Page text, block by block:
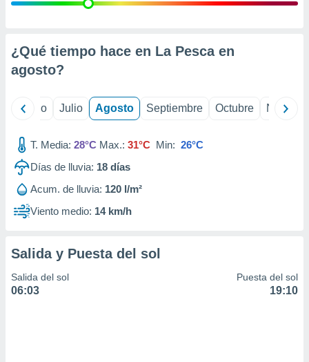
e
mediante
de
1199
¿Qué tiempo hace en La Pesca en
agosto?
Junio Julio Agosto Septiembre Octubre
T. Media: 28°C Max.: 31°C Min: 26°C
Días de lluvia: 18 días
Acum. de lluvia: 120 l/m²
Viento medio: 14 km/h
Salida y Puesta del sol
Salida del sol
06:03
Puesta del sol
19:10